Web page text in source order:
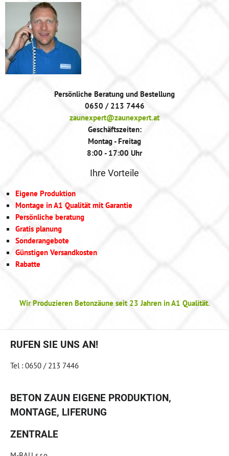
Persönliche Beratung und Bestellung
0650 / 213 7446
zaunexpert@zaunexpert.at
Geschäftszeiten:
Montag - Freitag
8:00 - 17:00 Uhr
Ihre Vorteile
Eigene Produktion
Montage in A1 Qualität mit Garantie
Persönliche beratung
Gratis planung
Sonderangebote
Günstigen Versandkosten
Rabatte
Wir Produzieren Betonzäune seit 23 Jahren in A1 Qualität.
RUFEN SIE UNS AN!
Tel : 0650 / 213 7446
BETON ZAUN EIGENE PRODUKTION,
MONTAGE, LIFERUNG
ZENTRALE